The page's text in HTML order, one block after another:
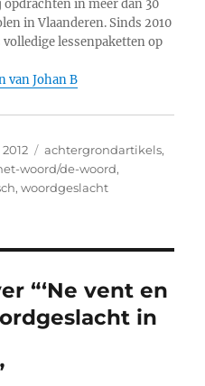
in meer dan 30
in Vlaanderen. Sinds 2010
lessenpaketten op
van Johan B
Categorieën
achtergrondartikels,
woord/de-woord,
,woordgeslacht
“‘Ne vent en
in